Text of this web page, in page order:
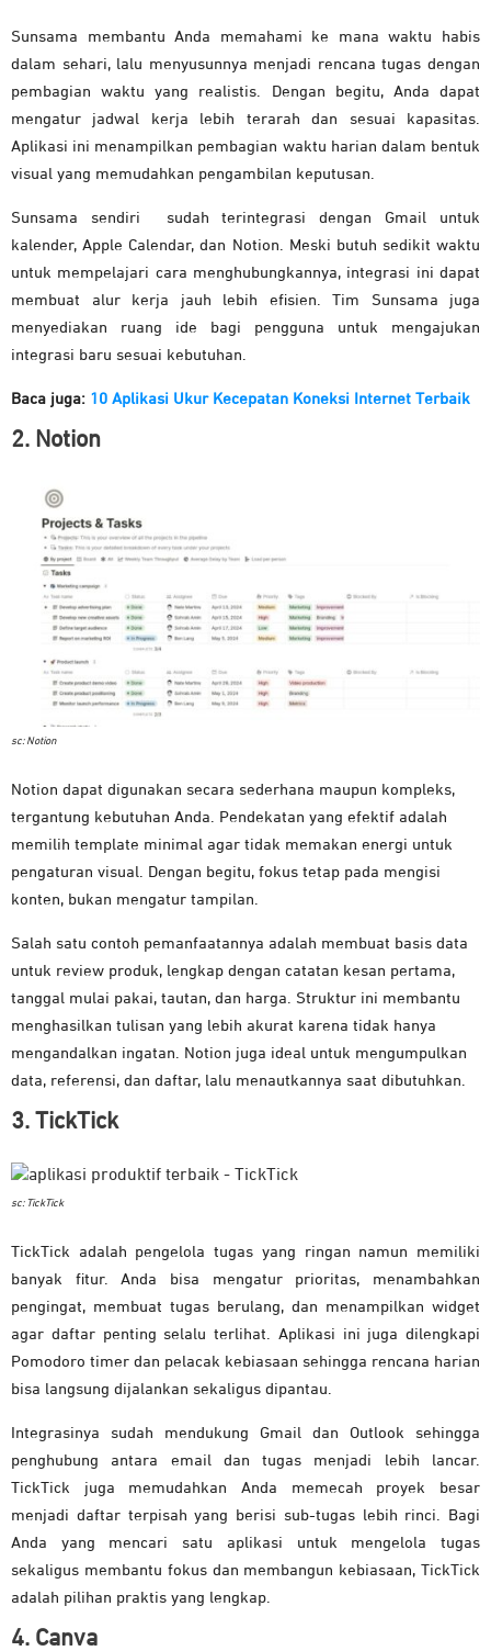
Sunsama membantu Anda memahami ke mana waktu habis
dalam sehari, lalu menyusunnya menjadi rencana tugas dengan
pembagian waktu yang realistis. Dengan begitu, Anda dapat
mengatur jadwal kerja lebih terarah dan sesuai kapasitas.
Aplikasi ini menampilkan pembagian waktu harian dalam bentuk
visual yang memudahkan pengambilan keputusan.
Sunsama sendiri sudah terintegrasi dengan Gmail untuk
kalender, Apple Calendar, dan Notion. Meski butuh sedikit waktu
untuk mempelajari cara menghubungkannya, integrasi ini dapat
membuat alur kerja jauh lebih efisien. Tim Sunsama juga
menyediakan ruang ide bagi pengguna untuk mengajukan
integrasi baru sesuai kebutuhan.
Baca juga: 10 Aplikasi Ukur Kecepatan Koneksi Internet Terbaik
2. Notion
sc: Notion
Notion dapat digunakan secara sederhana maupun kompleks,
tergantung kebutuhan Anda. Pendekatan yang efektif adalah
memilih template minimal agar tidak memakan energi untuk
pengaturan visual. Dengan begitu, fokus tetap pada mengisi
konten, bukan mengatur tampilan.
Salah satu contoh pemanfaatannya adalah membuat basis data
untuk review produk, lengkap dengan catatan kesan pertama,
tanggal mulai pakai, tautan, dan harga. Struktur ini membantu
menghasilkan tulisan yang lebih akurat karena tidak hanya
mengandalkan ingatan. Notion juga ideal untuk mengumpulkan
data, referensi, dan daftar, lalu menautkannya saat dibutuhkan.
3. TickTick
sc: TickTick
TickTick adalah pengelola tugas yang ringan namun memiliki
banyak fitur. Anda bisa mengatur prioritas, menambahkan
pengingat, membuat tugas berulang, dan menampilkan widget
agar daftar penting selalu terlihat. Aplikasi ini juga dilengkapi
Pomodoro timer dan pelacak kebiasaan sehingga rencana harian
bisa langsung dijalankan sekaligus dipantau.
Integrasinya sudah mendukung Gmail dan Outlook sehingga
penghubung antara email dan tugas menjadi lebih lancar.
TickTick juga memudahkan Anda memecah proyek besar
menjadi daftar terpisah yang berisi sub-tugas lebih rinci. Bagi
Anda yang mencari satu aplikasi untuk mengelola tugas
sekaligus membantu fokus dan membangun kebiasaan, TickTick
adalah pilihan praktis yang lengkap.
4. Canva